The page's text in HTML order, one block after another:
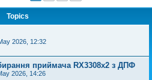
Topics
2026, 12:32
приймача RX3308x2 з ДПФ
2026, 14:26